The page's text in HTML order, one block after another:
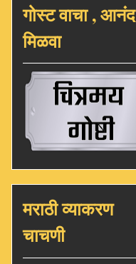
गोस्ट वाचा , आनंद
मिळवा
मराठी व्याकरण
चाचणी